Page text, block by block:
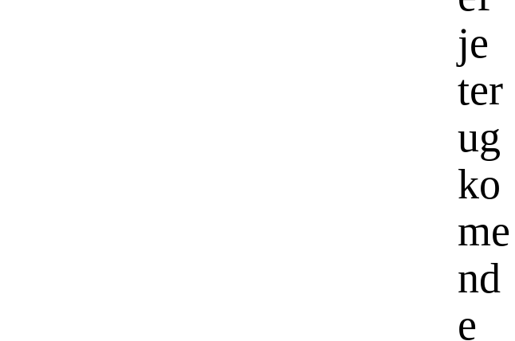
je
ter
ug
ko
me
nd
e